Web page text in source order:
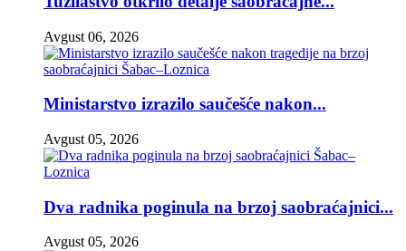
Avgust 06, 2026
Ministarstvo izrazilo saučešće nakon...
Avgust 05, 2026
Dva radnika poginula na brzoj saobraćajnici...
Avgust 05, 2026